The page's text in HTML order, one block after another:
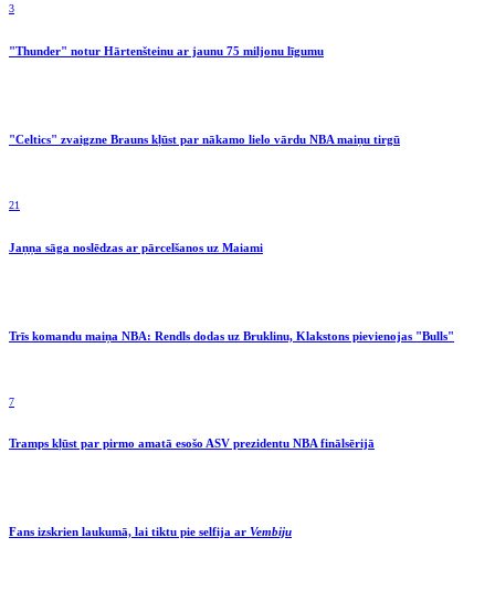
3
"Thunder" notur Hārtenšteinu ar jaunu 75 miljonu līgumu
"Celtics" zvaigzne Brauns kļūst par nākamo lielo vārdu NBA maiņu tirgū
21
Jaņņa sāga noslēdzas ar pārcelšanos uz Maiami
Trīs komandu maiņa NBA: Rendls dodas uz Bruklinu, Klakstons pievienojas "Bulls"
7
Tramps kļūst par pirmo amatā esošo ASV prezidentu NBA finālsērijā
Fans izskrien laukumā, lai tiktu pie selfija ar Vembiju